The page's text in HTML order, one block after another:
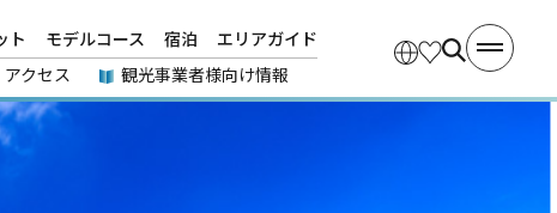
ト モデルコース 宿泊
エリアガイド
アクセス 観光事業者様向け情報